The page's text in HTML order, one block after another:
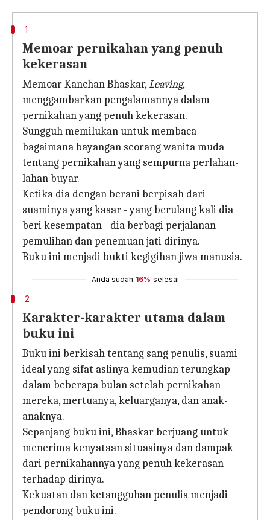
1
Memoar pernikahan yang penuh
kekerasan
Memoar Kanchan Bhaskar,Leaving,
menggambarkan pengalamannya dalam
pernikahan yang penuh kekerasan.
Sungguh memilukan untuk membaca
bagaimana bayangan seorang wanita muda
tentang pernikahan yang sempurna perlahan-
lahan buyar.
Ketika dia dengan berani berpisah dari
suaminya yang kasar - yang berulang kali dia
beri kesempatan - dia berbagi perjalanan
pemulihan dan penemuan jati dirinya.
Buku ini menjadi bukti kegigihan jiwa manusia.
Anda sudah 16% selesai
2
Karakter-karakter utama dalam
buku ini
Buku ini berkisah tentang sang penulis, suami
ideal yang sifat aslinya kemudian terungkap
dalam beberapa bulan setelah pernikahan
mereka, mertuanya, keluarganya, dan anak-
anaknya.
Sepanjang buku ini, Bhaskar berjuang untuk
menerima kenyataan situasinya dan dampak
dari pernikahannya yang penuh kekerasan
terhadap dirinya.
Kekuatan dan ketangguhan penulis menjadi
pendorong buku ini.